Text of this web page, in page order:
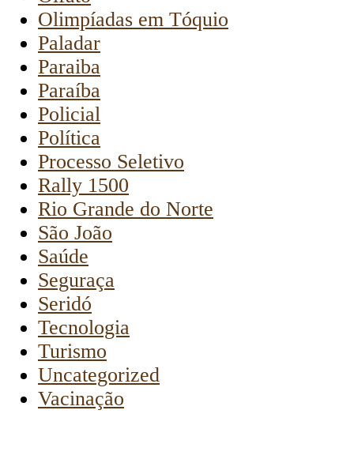
Olimpíadas em Tóquio
Paladar
Paraiba
Paraíba
Policial
Política
Processo Seletivo
Rally 1500
Rio Grande do Norte
São João
Saúde
Seguraça
Seridó
Tecnologia
Turismo
Uncategorized
Vacinação